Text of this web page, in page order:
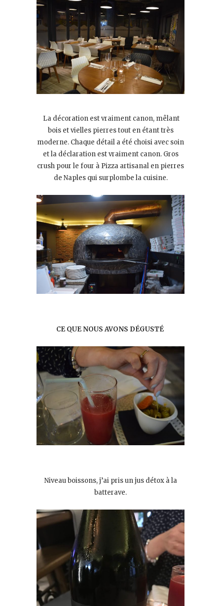
La décoration est vraiment canon, mêlant
bois et vielles pierres tout en étant très
moderne. Chaque détail a été choisi avec soin
et la déclaration est vraiment canon. Gros
crush pour le four à Pizza artisanal en pierres
de Naples qui surplombe la cuisine.
CE QUE NOUS AVONS DÉGUSTÉ
Niveau boissons, j’ai pris un jus détox à la
batterave.